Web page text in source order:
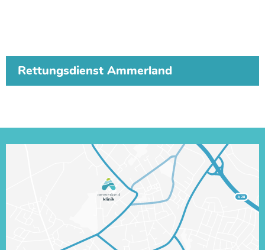
Rettungsdienst Ammerland